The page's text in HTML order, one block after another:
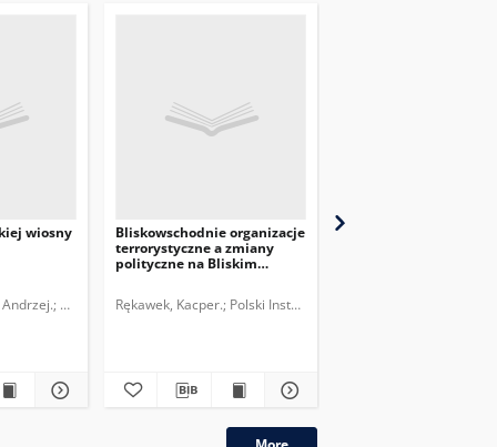
wiosny
Polski Instytut Spraw Międzynarodowych.
Bliskowschodnie organizacje
terrorystyczne a zmiany
polityczne na Bliskim
Rękawek, Kacper. Polski Instytut Spraw Międzynarodowych.